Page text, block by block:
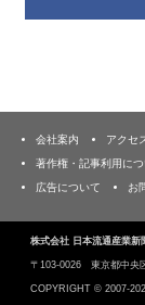
会社案内 アクセ
著作権・記事利用につ
広告について
お
株式会社 日本流通産業新
〒103‐0026 東京都中央
COPYRIGHT © 2007-